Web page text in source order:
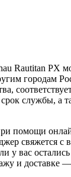
Rautitan PX
городам
службы, а
помощи
свяжется с
у вас
и доставке